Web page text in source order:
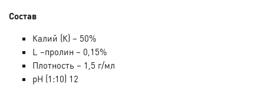
Состав
Калий (К) – 50%
L –пролин – 0,15%
Плотность – 1,5 г/мл
pH (1:10) 12